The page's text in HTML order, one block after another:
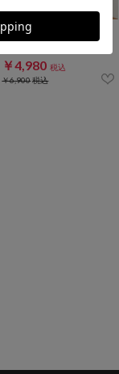
￥4,980 税込
￥6,900税込